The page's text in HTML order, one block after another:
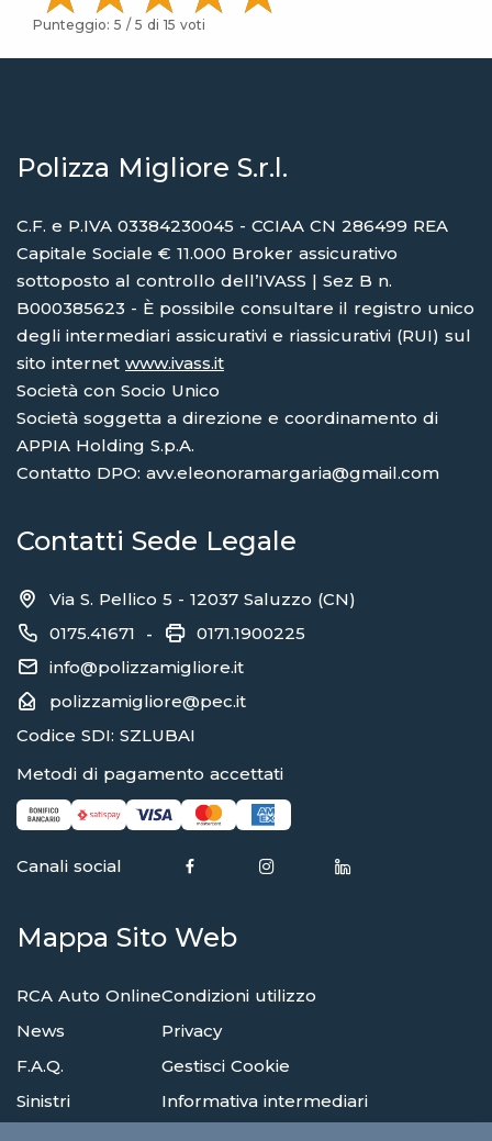
Punteggio: 5 / 5 di 15 voti
Polizza Migliore S.r.l.
C.F. e P.IVA 03384230045 - CCIAA CN 286499 REA
Capitale Sociale € 11.000 Broker assicurativo
sottoposto al controllo dell’IVASS | Sez B n.
B000385623 - È possibile consultare il registro unico
degli intermediari assicurativi e riassicurativi (RUI) sul
sito internet www.ivass.it
Società con Socio Unico
Società soggetta a direzione e coordinamento di
APPIA Holding S.p.A.
Contatto DPO: avv.eleonoramargaria@gmail.com
Contatti Sede Legale
Via S. Pellico 5 - 12037 Saluzzo (CN)
0175.41671 -
0171.1900225
info@polizzamigliore.it
polizzamigliore@pec.it
Codice SDI: SZLUBAI
Metodi di pagamento accettati
Canali social
Mappa Sito Web
RCA Auto Online
News
F.A.Q.
Sinistri
Condizioni utilizzo
Privacy
Gestisci Cookie
Informativa intermediari